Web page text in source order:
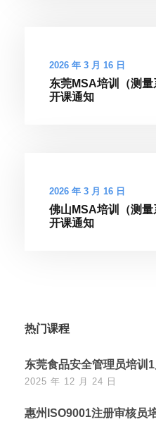
2026 年 3 月 16 日
东莞MSA培训（测
开课通知
2026 年 3 月 16 日
佛山MSA培训（测
开课通知
热门课程
东莞食品安全管理员培训
2025 年 12 月 24 日
惠州ISO9001注册审核员